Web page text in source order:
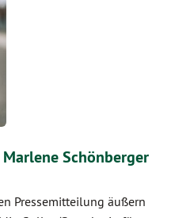
Schönberger
Pressemitteilung äußern